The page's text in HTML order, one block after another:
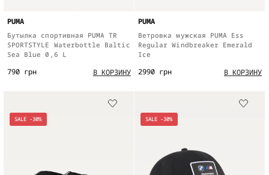
PUMA
Бутылка спортивная PUMA TR
SPORTSTYLE Waterbottle Baltic
Sea Blue 0,6 L
790 грн В КОРЗИНУ
PUMA
Ветровка мужская PUMA Ess
Regular Windbreaker Emerald
Ice
2990 грн В КОРЗИНУ
SALE -30% SALE -30%